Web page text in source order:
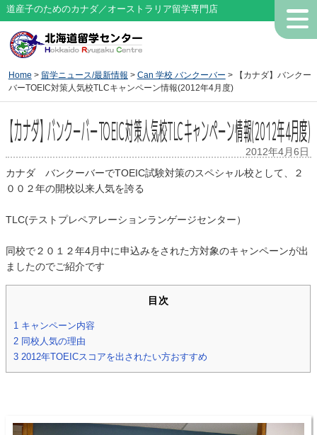
道産子のためのカナダ／オーストラリア留学専門店
Home > 留学ニュース/最新情報 > Can 学校 バンクーバー > 【カナダ】バンクー
バーTOEIC対策人気校TLCキャンペーン情報(2012年4月度)
【カナダ】バンクーバーTOEIC対策人気校TLCキャンペーン情報(2012年4月度)
2012年4月6日
カナダ バンクーバーでTOEIC試験対策のスペシャル校として、２
００２年の開校以来人気を誇る
TLC(テストプレペアレーションランゲージセンター）
同校で２０１２年4月中に申込みをされた方対象のキャンペーンが出
ましたのでご紹介です
目次
1 キャンペーン内容
2 同校人気の理由
3 2012年TOEICスコアを出されたい方おすすめ